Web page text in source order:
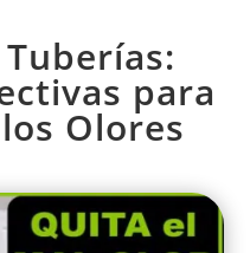
para
Olores